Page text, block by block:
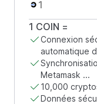
1 COIN =
Connexion
automatique
Metamask ...
10,000
Données